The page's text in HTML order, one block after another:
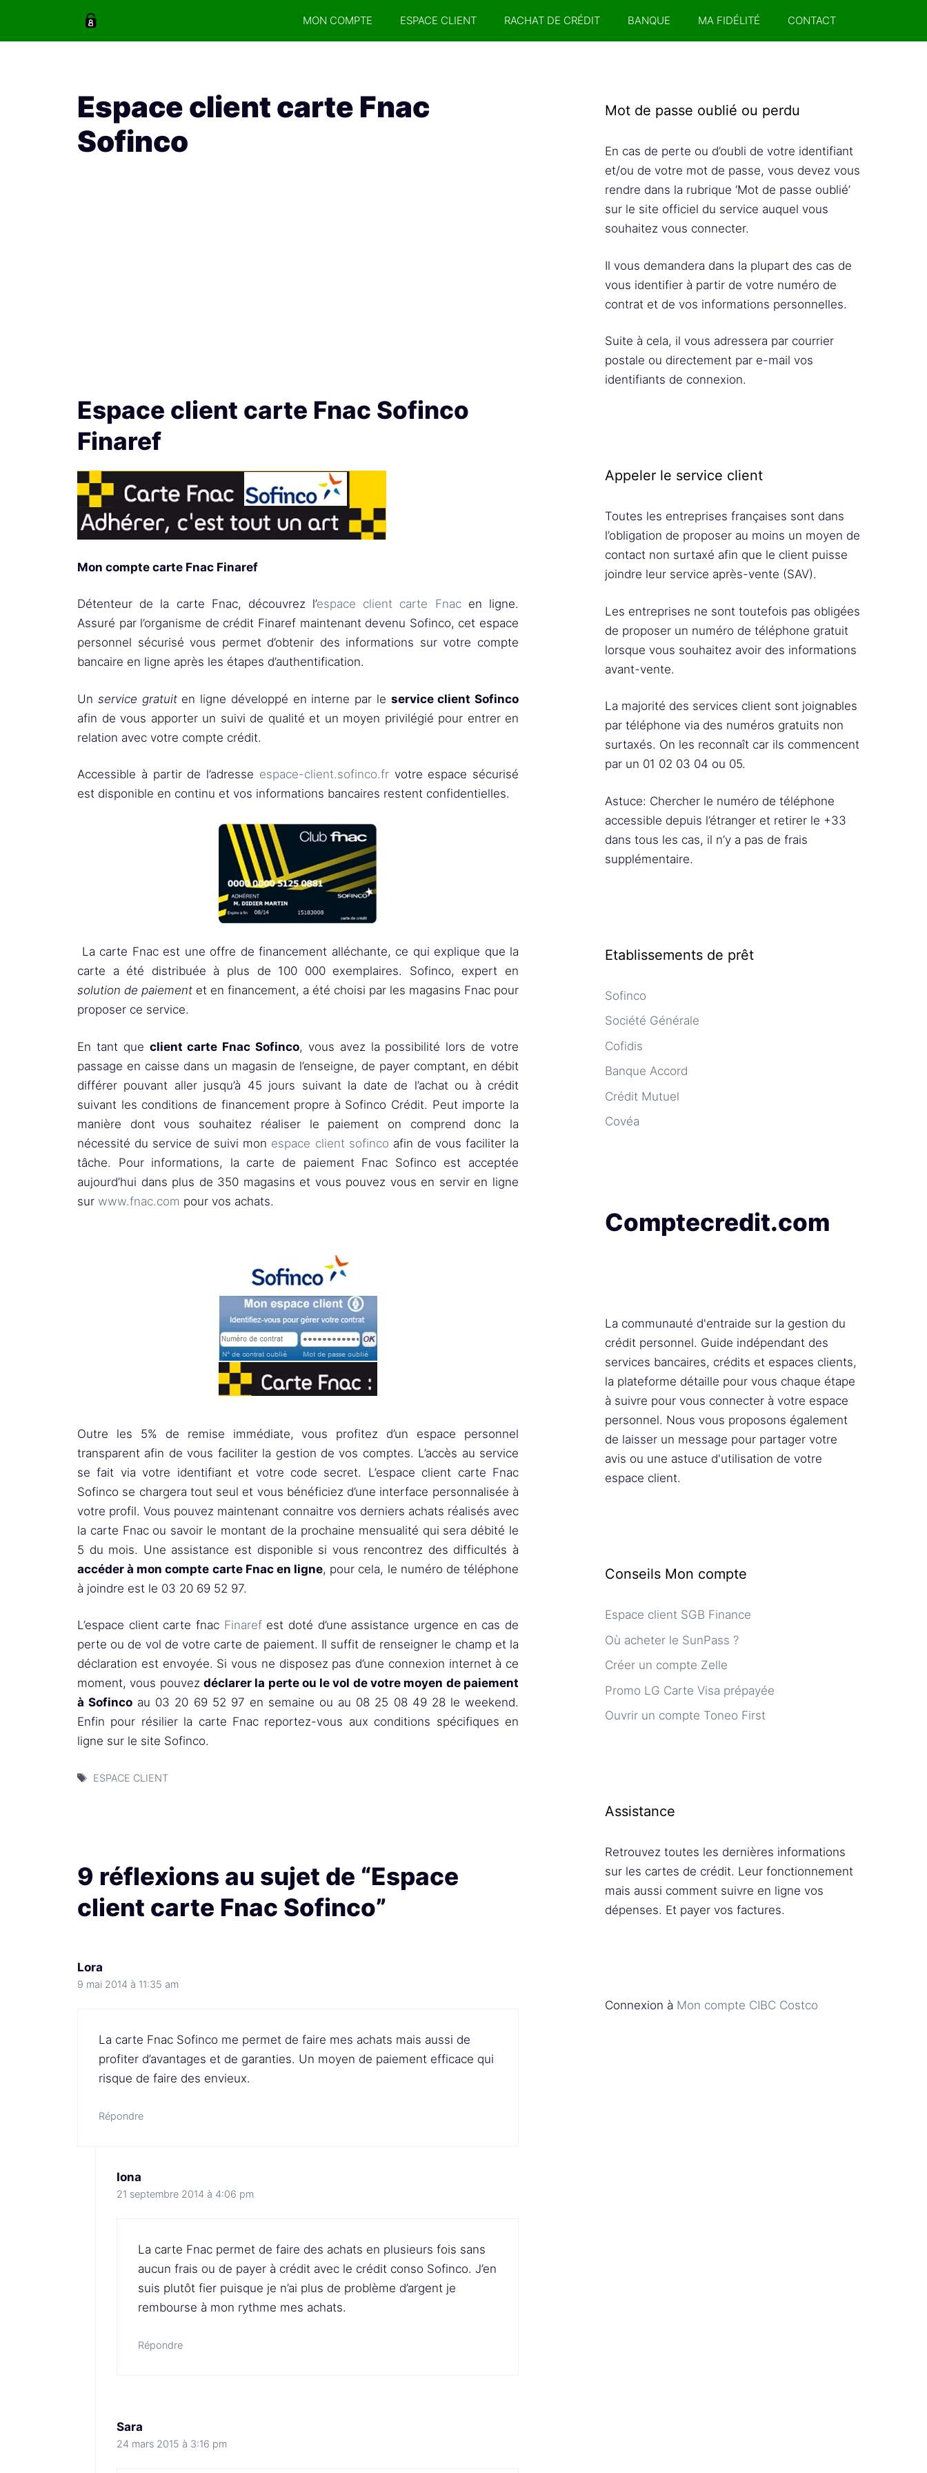
MON COMPTE ESPACE CLIENT RACHAT DE CRÉDIT BANQUE MA FIDÉLITÉ CONTACT
Espace client carte Fnac
Sofinco
Espace client carte Fnac Sofinco
Finaref
Mon compte carte Fnac Finaref
Détenteur de la carte Fnac, découvrez l’espace client carte Fnacen ligne.
Assuré par l’organisme de crédit Finaref maintenant devenu Sofinco, cet espace
personnel sécurisé vous permet d’obtenir des informations sur votre compte
bancaire en ligne après les étapes d’authentification.
Un service gratuiten ligne développé en interne par le service client Sofinco
afin de vous apporter un suivi de qualité et un moyen privilégié pour entrer en
relation avec votre compte crédit.
Accessible à partir de l’adresse espace-client.sofinco.frvotre espace sécurisé
est disponible en continu et vos informations bancaires restent confidentielles.
La carte Fnac est une offre de financement alléchante, ce qui explique que la
carte a été distribuée à plus de 100 000 exemplaires. Sofinco, expert en
solution de paiement et en financement, a été choisi par les magasins Fnac pour
proposer ce service.
En tant que client carte Fnac Sofinco, vous avez la possibilité lors de votre
passage en caisse dans un magasin de l’enseigne, de payer comptant, en débit
différer pouvant aller jusqu’à 45 jours suivant la date de l’achat ou à crédit
suivant les conditions de financement propre à Sofinco Crédit. Peut importe la
manière dont vous souhaitez réaliser le paiement on comprend donc la
nécessité du service de suivi mon espace client sofinco afin de vous faciliter la
tâche. Pour informations, la carte de paiement Fnac Sofinco est acceptée
aujourd’hui dans plus de 350 magasins et vous pouvez vous en servir en ligne
sur www.fnac.com pour vos achats.
Outre les 5% de remise immédiate, vous profitez d’un espace personnel
transparent afin de vous faciliter la gestion de vos comptes. L’accès au service
se fait via votre identifiant et votre code secret. L’espace client carte Fnac
Sofinco se chargera tout seul et vous bénéficiez d’une interface personnalisée à
votre profil. Vous pouvez maintenant connaitre vos derniers achats réalisés avec
la carte Fnac ou savoir le montant de la prochaine mensualité qui sera débité le
5 du mois. Une assistance est disponible si vous rencontrez des difficultés à
accéder à mon compte carte Fnac en ligne, pour cela, le numéro de téléphone
à joindre est le 03 20 69 52 97.
L’espace client carte fnac Finarefest doté d’une assistance urgence en cas de
perte ou de vol de votre carte de paiement. Il suffit de renseigner le champ et la
déclaration est envoyée. Si vous ne disposez pas d’une connexion internet à ce
moment, vous pouvez déclarer la perte ou le vol de votre moyen de paiement
à Sofinco au 03 20 69 52 97 en semaine ou au 08 25 08 49 28 le weekend.
Enfin pour résilier la carte Fnac reportez-vous aux conditions spécifiques en
ligne sur le site Sofinco.
Étiquettes
ESPACE CLIENT
9 réflexions au sujet de “Espace
client carte Fnac Sofinco”
Lora
9 mai 2014 à 11:35 am
La carte Fnac Sofinco me permet de faire mes achats mais aussi de
profiter d’avantages et de garanties. Un moyen de paiement efficace qui
risque de faire des envieux.
Répondre
Iona
21 septembre 2014 à 4:06 pm
La carte Fnac permet de faire des achats en plusieurs fois sans
aucun frais ou de payer à crédit avec le crédit conso Sofinco. J’en
suis plutôt fier puisque je n’ai plus de problème d’argent je
rembourse à mon rythme mes achats.
Répondre
Sara
24 mars 2015 à 3:16 pm
Mot de passe oublié ou perdu
En cas de perte ou d’oubli de votre identifiant
et/ou de votre mot de passe, vous devez vous
rendre dans la rubrique ‘Mot de passe oublié’
sur le site officiel du service auquel vous
souhaitez vous connecter.
Il vous demandera dans la plupart des cas de
vous identifier à partir de votre numéro de
contrat et de vos informations personnelles.
Suite à cela, il vous adressera par courrier
postale ou directement par e-mail vos
identifiants de connexion.
Appeler le service client
Toutes les entreprises françaises sont dans
l’obligation de proposer au moins un moyen de
contact non surtaxé afin que le client puisse
joindre leur service après-vente (SAV).
Les entreprises ne sont toutefois pas obligées
de proposer un numéro de téléphone gratuit
lorsque vous souhaitez avoir des informations
avant-vente.
La majorité des services client sont joignables
par téléphone via des numéros gratuits non
surtaxés. On les reconnaît car ils commencent
par un 01 02 03 04 ou 05.
Astuce: Chercher le numéro de téléphone
accessible depuis l’étranger et retirer le +33
dans tous les cas, il n’y a pas de frais
supplémentaire.
Etablissements de prêt
Sofinco
Société Générale
Cofidis
Banque Accord
Crédit Mutuel
Covéa
Comptecredit.com
La communauté d'entraide sur la gestion du
crédit personnel. Guide indépendant des
services bancaires, crédits et espaces clients,
la plateforme détaille pour vous chaque étape
à suivre pour vous connecter à votre espace
personnel. Nous vous proposons également
de laisser un message pour partager votre
avis ou une astuce d'utilisation de votre
espace client.
Conseils Mon compte
Espace client SGB Finance
Où acheter le SunPass ?
Créer un compte Zelle
Promo LG Carte Visa prépayée
Ouvrir un compte Toneo First
Assistance
Retrouvez toutes les dernières informations
sur les cartes de crédit. Leur fonctionnement
mais aussi comment suivre en ligne vos
dépenses. Et payer vos factures.
Connexion à Mon compte CIBC Costco